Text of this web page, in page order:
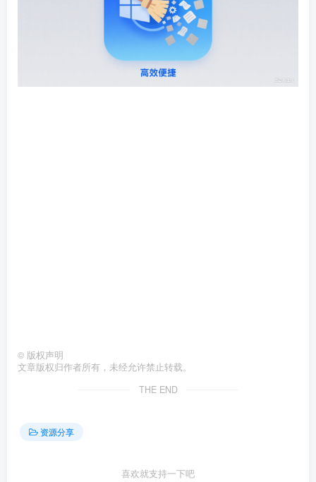
© 版权声明
文章版权归作者所有，未经允许禁止转载。
THE END
资源分享
喜欢就支持一下吧